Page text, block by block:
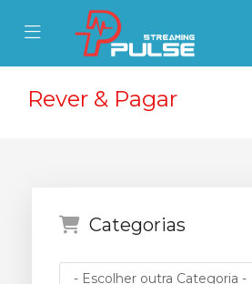
Mobile Menu
Mobile Menu
Rever & Pagar
Categorias